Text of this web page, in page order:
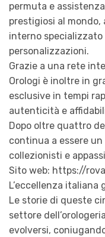
permuta e
prestigiosi al
interno
personalizzazioni.
Grazie a una rete
Orologi è inoltre in
esclusive in tempi
autenticità e
Dopo oltre quattro
continua a essere
collezionisti e
Sito web: https://
L’eccellenza
Le storie di queste
settore
evolversi,